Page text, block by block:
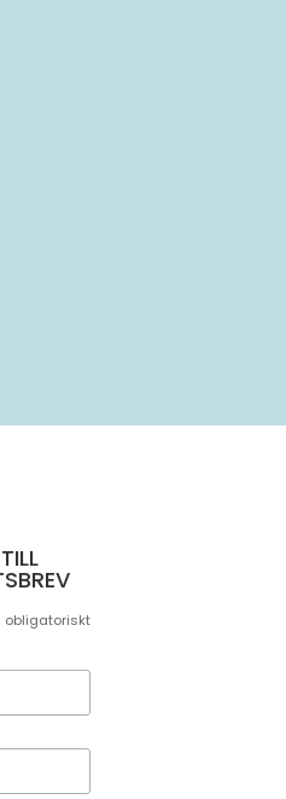
obligatoriskt